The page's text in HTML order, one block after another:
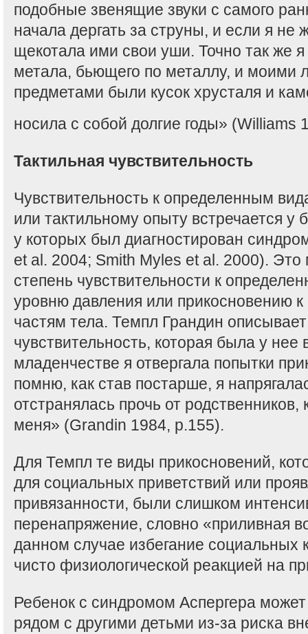
подобные звенящие звуки с самого
начала дергать за струны, и если я не
щекотала ими свои уши. Точно так же я
метала, бьющего по металлу, и
предметами были кусок хрусталя и
носила с собой долгие годы» (Williams
Тактильная чувствительность
Чувствительность к определенным
или тактильному опыту встречается у
у которых был диагностирован
et al. 2004; Smith Myles et al. 2000).
степень чувствительности к
уровню давления или прикосновению
частям тела. Темпл Грандин
чувствительность, которая была у
младенчестве я отвергала попытки
помню, как став постарше, я
отстранялась прочь от
меня» (Grandin 1984, p.155).
Для Темпл те виды прикосновений,
для социальных приветствий или
привязанности, были слишком
перенапряжение, словно «приливная
данном случае избегание социальных
чисто физиологической реакцией на
Ребенок с синдромом Аспергера может
рядом с другими детьми из-за риска